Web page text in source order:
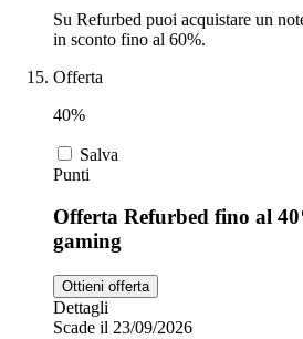
Su Refurbed puoi acquistare un
in sconto fino al 60%.
Offerta
40%
Salva
Punti
Offerta Refurbed fino al
gaming
Ottieni offerta
Dettagli
Scade il 23/09/2026